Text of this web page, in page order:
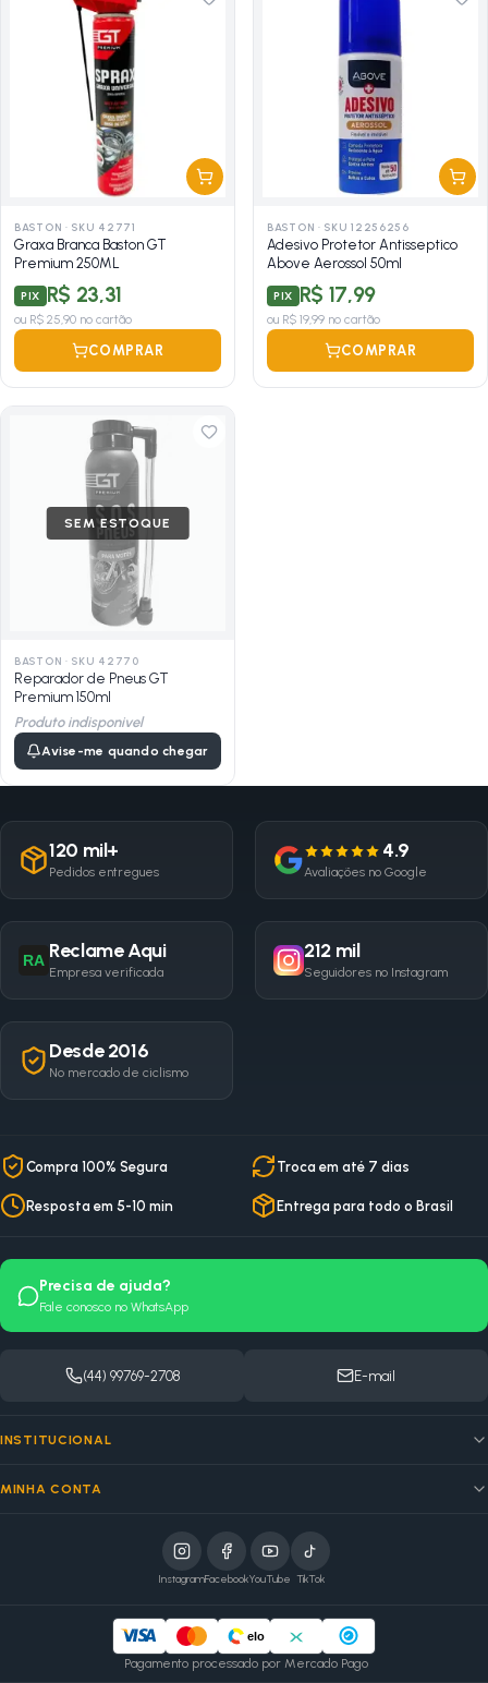
BASTON · SKU 42771
Graxa Branca Baston GT
Premium 250ML
PIX R$ 23,31
ou R$ 25,90 no cartão
COMPRAR
BASTON · SKU 12256256
Adesivo Protetor Antisseptico
Above Aerossol 50ml
PIX R$ 17,99
ou R$ 19,99 no cartão
COMPRAR
SEM ESTOQUE
BASTON · SKU 42770
Reparador de Pneus GT
Premium 150ml
Produto indisponivel
Avise-me quando chegar
120 mil+
Pedidos entregues
4.9
Avaliações no Google
RA Reclame Aqui
Empresa verificada
212 mil
Seguidores no Instagram
Desde 2016
No mercado de ciclismo
Compra 100% Segura Troca em até 7 dias
Resposta em 5-10 min Entrega para todo o Brasil
Precisa de ajuda?
Fale conosco no WhatsApp
(44) 99769-2708 E-mail
INSTITUCIONAL
MINHA CONTA
InstagramFacebookYouTube TikTok
elo
Pagamento processado por Mercado Pago